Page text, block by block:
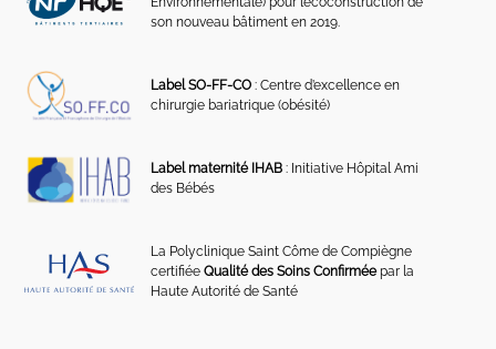
son nouveau bâtiment en 2019.
Label SO-FF-CO : Centre d’excellence en
chirurgie bariatrique (obésité)
Label maternité IHAB : Initiative Hôpital Ami
des Bébés
La Polyclinique Saint Côme de Compiègne
certifiéeQualité des Soins Confirméepar la
Haute Autorité de Santé